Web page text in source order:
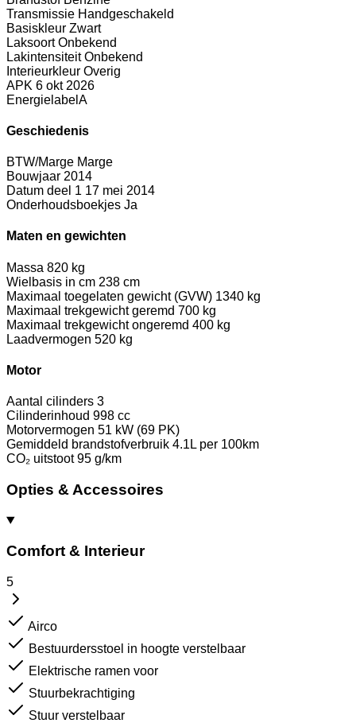
Transmissie Handgeschakeld
Basiskleur Zwart
Laksoort Onbekend
Lakintensiteit Onbekend
Interieurkleur Overig
APK 6 okt 2026
Energielabel A
Geschiedenis
BTW/Marge Marge
Bouwjaar 2014
Datum deel 1 17 mei 2014
Onderhoudsboekjes Ja
Maten en gewichten
Massa 820 kg
Wielbasis in cm 238 cm
Maximaal toegelaten gewicht (GVW) 1340 kg
Maximaal trekgewicht geremd 700 kg
Maximaal trekgewicht ongeremd 400 kg
Laadvermogen 520 kg
Motor
Aantal cilinders 3
Cilinderinhoud 998 cc
Motorvermogen 51 kW (69 PK)
Gemiddeld brandstofverbruik 4.1L per 100km
CO₂ uitstoot 95 g/km
Opties & Accessoires
Comfort & Interieur
5
Airco
Bestuurdersstoel in hoogte verstelbaar
Elektrische ramen voor
Stuurbekrachtiging
Stuur verstelbaar